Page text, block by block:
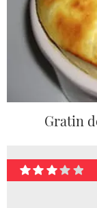
Gratin